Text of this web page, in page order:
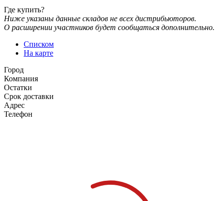
Где купить?
Ниже указаны данные складов не всех дистрибьюторов.
О расширении участников будет сообщаться дополнительно.
Списком
На карте
Город
Компания
Остатки
Срок доставки
Адрес
Телефон